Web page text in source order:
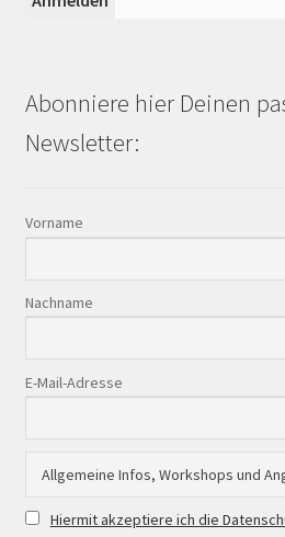
Abonniere hier Deinen
Newsletter:
Vorname
Nachname
E-Mail-Adresse
Hiermit akzeptiere ich die